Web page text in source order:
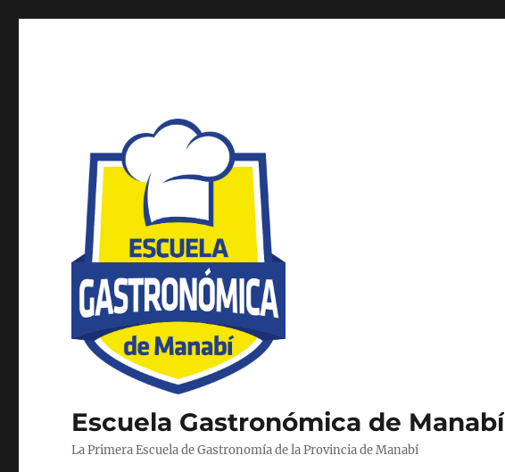
Escuela Gastronómica de Manabí
La Primera Escuela de Gastronomía de la Provincia de Manabí